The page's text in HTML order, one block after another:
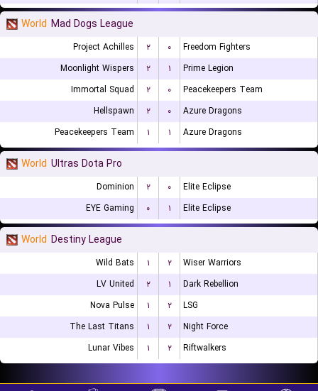
World Mad Dogs League
Project Achilles ۲ ۰
Freedom Fighters
Moonlight Wispers
۲ ۱
Prime Legion
Immortal Squad
۲ ۰
Peacekeepers Team
Hellspawn
۲ ۰
Azure Dragons
Peacekeepers Team
۱ ۱ Azure Dragons
World Ultras Dota Pro
Dominion ۲ ۰
Elite Eclipse
EYE Gaming
۰ ۱ Elite Eclipse
World Destiny League
Wild Bats ۱ ۲
Wiser Warriors
LV United
۲ ۱
Dark Rebellion
Nova Pulse
۱ ۲
LSG
The Last Titans
۱ ۲
Night Force
Lunar Vibes
۱ ۲ Riftwalkers